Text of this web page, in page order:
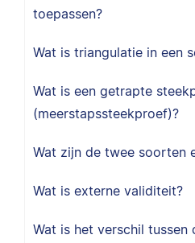
toepassen?
Wat is triangulatie in een
Wat is een getrapte
(meerstapssteekproef)?
Wat zijn de twee soorten
Wat is externe validiteit?
Wat is het verschil tussen